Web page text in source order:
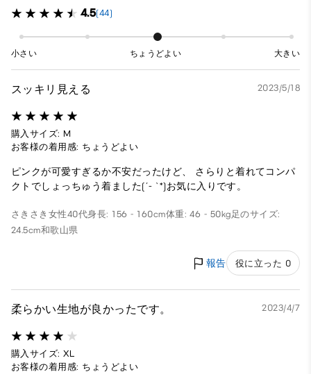
4.5(44)
小さい ちょうどよい 大きい
スッキリ見える 2023/5/18
購入サイズ: M
お客様の着用感: ちょうどよい
ピンクが可愛すぎるか不安だったけど、 さらりと着れてコンパ
クトでしょっちゅう着ました(´- `*)お気に入りです。
さきさき 女性40代身長: 156 - 160cm体重: 46 - 50kg足のサイズ:
24.5cm和歌山県
報告 役に立った 0
柔らかい生地が良かったです。 2023/4/7
購入サイズ: XL
お客様の着用感: ちょうどよい